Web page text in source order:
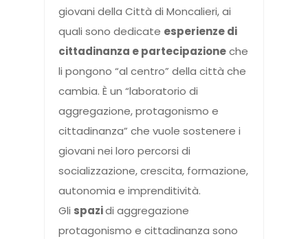
giovani della Città di Moncalieri, ai
quali sono dedicate esperienze di
cittadinanza e partecipazioneche
li pongono “al centro” della città che
cambia. È un “laboratorio di
aggregazione, protagonismo e
cittadinanza” che vuole sostenere i
giovani nei loro percorsi di
socializzazione, crescita, formazione,
autonomia e imprenditività.
Gli spazidi aggregazione
protagonismo e cittadinanza sono